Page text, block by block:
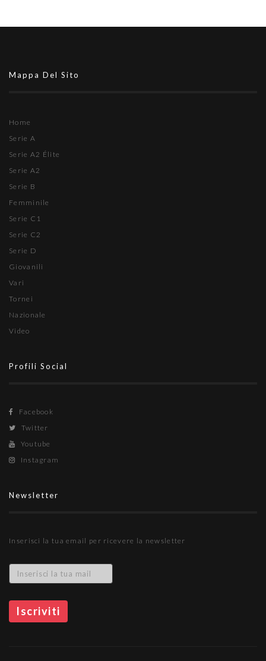
Mappa Del Sito
Home
Serie A
Serie A2 Élite
Serie A2
Serie B
Femminile
Serie C1
Serie C2
Serie D
Giovanili
Vari
Tornei
Nazionale
Video
Profili Social
Facebook
Twitter
Youtube
Instagram
Newsletter
Inserisci la tua email per ricevere la newsletter